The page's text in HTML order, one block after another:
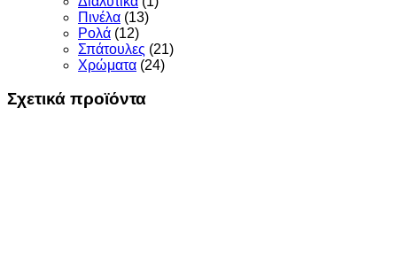
Πινέλα (13)
Ρολά (12)
Σπάτουλες (21)
Χρώματα (24)
Σχετικά προϊόντα